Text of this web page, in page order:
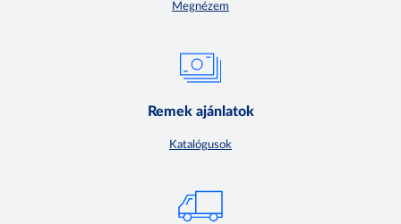
Megnézem
Remek ajánlatok
Katalógusok